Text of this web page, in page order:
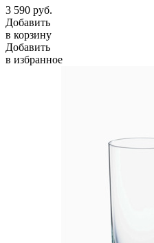
3 590 руб.
Добавить
в корзину
Добавить
в избранное